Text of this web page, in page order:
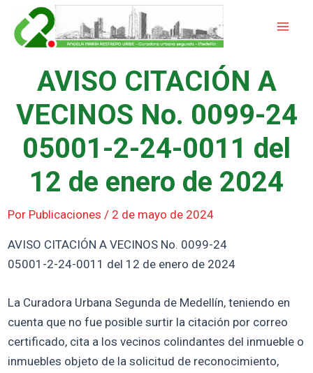
contenido
AVISO CITACIÓN A
VECINOS No. 0099-24
05001-2-24-0011 del
12 de enero de 2024
Por Publicaciones / 2 de mayo de 2024
AVISO CITACIÓN A VECINOS No. 0099-24
05001-2-24-0011 del 12 de enero de 2024
La Curadora Urbana Segunda de Medellín, teniendo en
cuenta que no fue posible surtir la citación por correo
certificado, cita a los vecinos colindantes del inmueble o
inmuebles objeto de la solicitud de reconocimiento,